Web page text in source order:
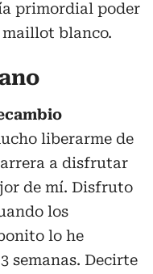
primordial poder
blanco.
liberarme de
a disfrutar
de mí. Disfruto
los
lo he
semanas. Decirte